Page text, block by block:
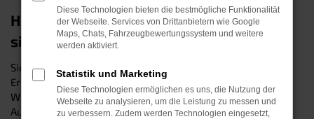
Hyundai NEXO Gebrauchtwagen – eine
sichere Wahl in Erding
Sie suchen nach einem Hyundai NEXO Gebrauchtwagen in
Erding? Dann sind Sie genau richtig im Autohaus Schneider:
Wir sind seit über 30 Jahren Ihr zuverlässiger Experte beim
Autokauf – und kennen die Vorzüge des Modells seit vielen
Diese Technologien bieten die bestmögliche Funktionalität
der Webseite. Services von Drittanbietern wie Google
Maps, Chats, Fahrzeugbewertungssystem und weitere
werden aktiviert.
Statistik und Marketing
Diese Technologien ermöglichen es uns, die Nutzung der
Webseite zu analysieren, um die Leistung zu messen und
zu verbessern. Zudem werden Technologien eingesetzt,